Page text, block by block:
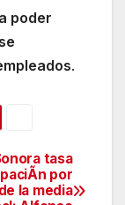
poder
.
tasa
por
la media